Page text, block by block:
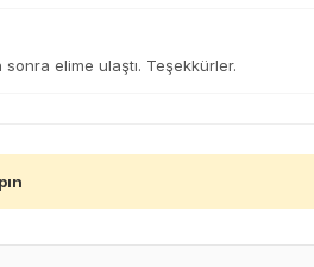
elime ulaştı. Teşekkürler.